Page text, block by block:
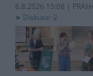
6.8.2026 15:08 |
Diskuse: 2